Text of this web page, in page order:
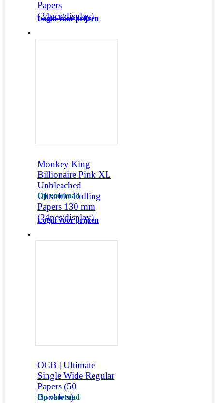
Papers
(24pcs/display)
Login voor prijzen
Monkey King
Billionaire Pink XL
Unbleached
Ultrathin Rolling
Papers 130 mm
(24pcs/display)
Op voorraad
Login voor prijzen
OCB | Ultimate
Single Wide Regular
Papers (50
Booklets)
Op voorraad